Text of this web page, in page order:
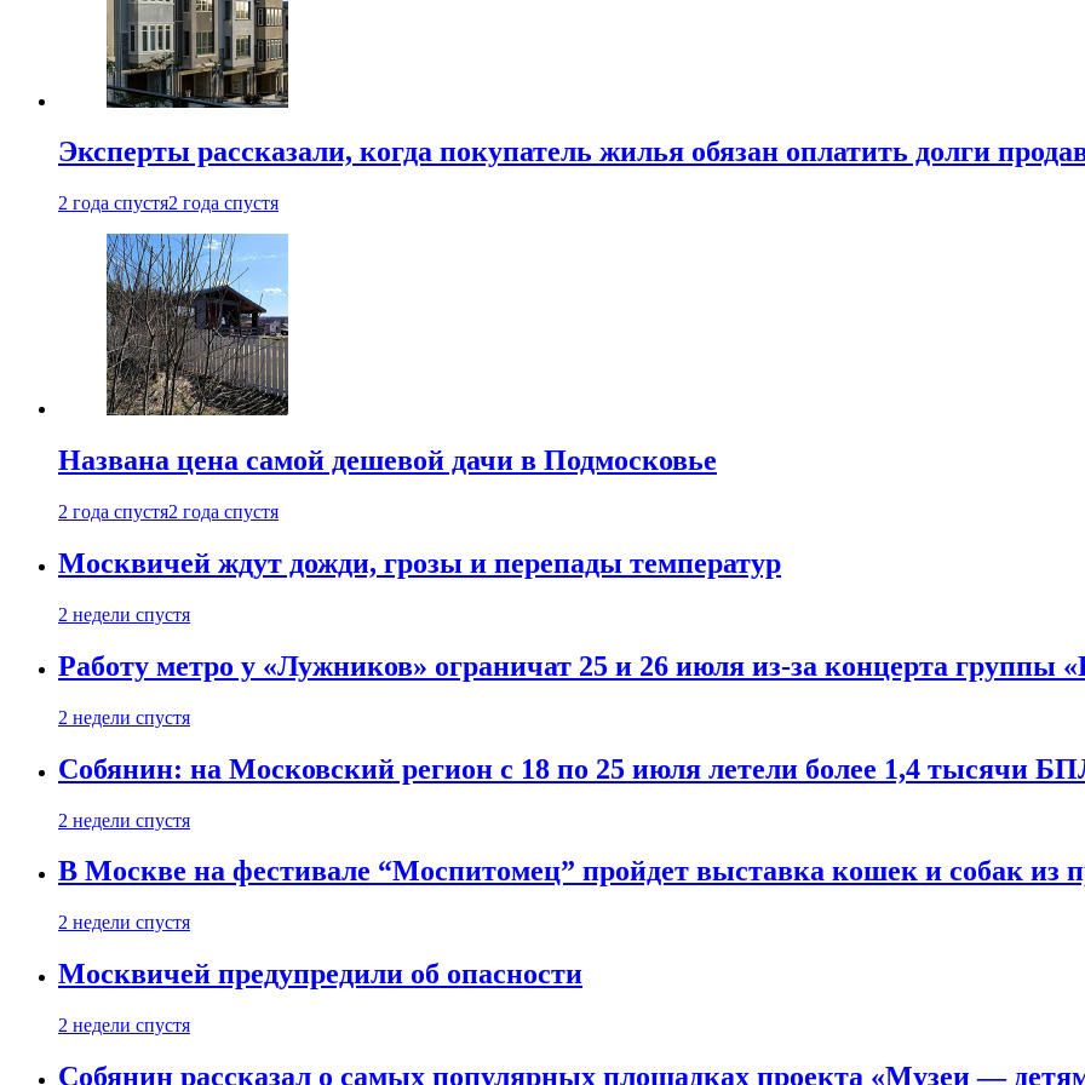
Эксперты рассказали, когда покупатель жилья обязан оплатить долги
2 года спустя2 года спустя
Названа цена самой дешевой дачи в Подмосковье
2 года спустя2 года спустя
Москвичей ждут дожди, грозы и перепады температур
2 недели спустя
Работу метро у «Лужников» ограничат 25 и 26 июля из-за концерта группы
2 недели спустя
Собянин: на Московский регион с 18 по 25 июля летели более 1,4 тысячи
2 недели спустя
В Москве на фестивале “Моспитомец” пройдет выставка кошек и собак из
2 недели спустя
Москвичей предупредили об опасности
2 недели спустя
Собянин рассказал о самых популярных площадках проекта «Музеи —